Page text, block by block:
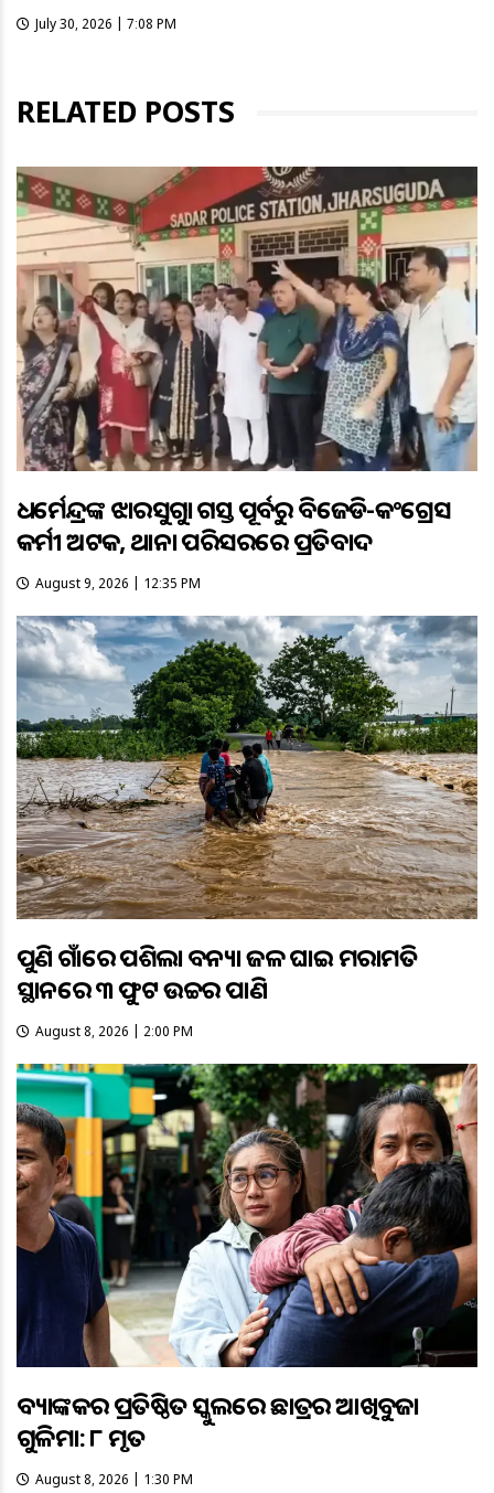
July 30, 2026 | 7:08 PM
RELATED POSTS
ଧର୍ମେନ୍ଦ୍ରଙ୍କ ଝାରସୁଗୁଡ଼ା ଗସ୍ତ ପୂର୍ବରୁ ବିଜେଡି-କଂଗ୍ରେସ
କର୍ମୀ ଅଟକ, ଥାନା ପରିସରରେ ପ୍ରତିବାଦ
August 9, 2026 | 12:35 PM
ପୁଣି ଗାଁରେ ପଶିଲା ବନ୍ୟା ଜଳ ଘାଇ ମରାମତି
ସ୍ଥାନରେ ୩ ଫୁଟ ଉଚ୍ଚର ପାଣି
August 8, 2026 | 2:00 PM
ବ୍ୟାଙ୍କକର ପ୍ରତିଷ୍ଠିତ ସ୍କୁଲରେ ଛାତ୍ରର ଆଖିବୁଜା
ଗୁଳିମାଡ଼: ୮ ମୃତ
August 8, 2026 | 1:30 PM